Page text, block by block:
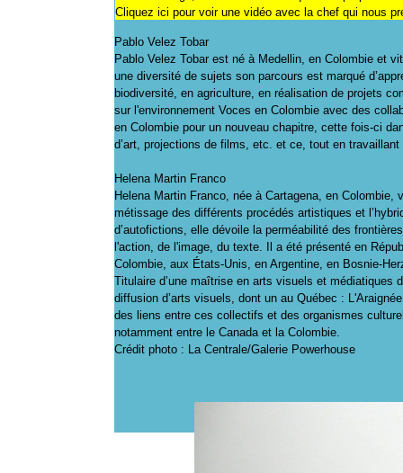
Pablo Velez Tobar
Pablo Velez Tobar est né à Medellin, en Colombie et
une diversité de sujets son parcours est marqué
biodiversité, en agriculture, en réalisation de projets
sur l'environnement Voces en Colombie avec des
en Colombie pour un nouveau chapitre, cette fois-ci
d’art, projections de films, etc. et ce, tout en
Helena Martin Franco
Helena Martin Franco, née à Cartagena, en
métissage des différents procédés artistiques et
d’autofictions, elle dévoile la perméabilité des
l'action, de l'image, du texte. Il a été présenté en
Colombie, aux États-Unis, en Argentine, en Bosnie-
Titulaire d’une maîtrise en arts visuels et médiatiques
diffusion d’arts visuels, dont un au Québec :
des liens entre ces collectifs et des organismes
notamment entre le Canada et la Colombie.
Crédit photo : La Centrale/Galerie Powerhouse
Cliquez ici pour voir une vidéo avec la chef qui nous